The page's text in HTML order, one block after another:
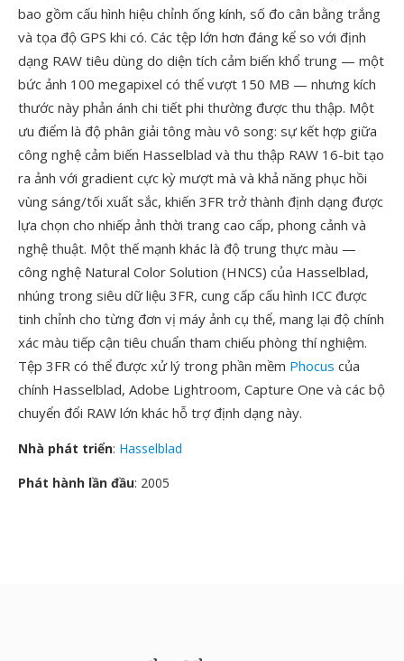
bao gồm cấu hình hiệu chỉnh ống kính, số đo cân bằng trắng
và tọa độ GPS khi có. Các tệp lớn hơn đáng kể so với định
dạng RAW tiêu dùng do diện tích cảm biến khổ trung — một
bức ảnh 100 megapixel có thể vượt 150 MB — nhưng kích
thước này phản ánh chi tiết phi thường được thu thập. Một
ưu điểm là độ phân giải tông màu vô song: sự kết hợp giữa
công nghệ cảm biến Hasselblad và thu thập RAW 16-bit tạo
ra ảnh với gradient cực kỳ mượt mà và khả năng phục hồi
vùng sáng/tối xuất sắc, khiến 3FR trở thành định dạng được
lựa chọn cho nhiếp ảnh thời trang cao cấp, phong cảnh và
nghệ thuật. Một thế mạnh khác là độ trung thực màu —
công nghệ Natural Color Solution (HNCS) của Hasselblad,
nhúng trong siêu dữ liệu 3FR, cung cấp cấu hình ICC được
tinh chỉnh cho từng đơn vị máy ảnh cụ thể, mang lại độ chính
xác màu tiếp cận tiêu chuẩn tham chiếu phòng thí nghiệm.
Tệp 3FR có thể được xử lý trong phần mềm Phocus của
chính Hasselblad, Adobe Lightroom, Capture One và các bộ
chuyển đổi RAW lớn khác hỗ trợ định dạng này.
Nhà phát triển: Hasselblad
Phát hành lần đầu: 2005